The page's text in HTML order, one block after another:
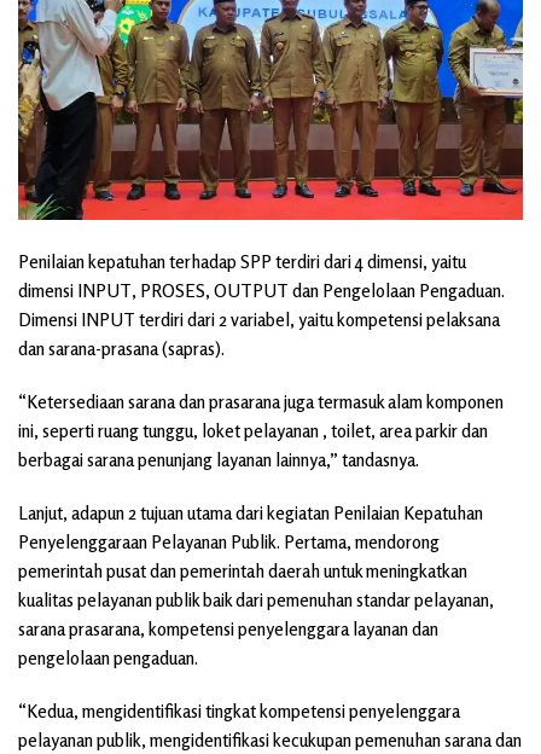
Penilaian kepatuhan terhadap SPP terdiri dari 4 dimensi, yaitu
dimensi INPUT, PROSES, OUTPUT dan Pengelolaan Pengaduan.
Dimensi INPUT terdiri dari 2 variabel, yaitu kompetensi pelaksana
dan sarana-prasana (sapras).
“Ketersediaan sarana dan prasarana juga termasuk alam komponen
ini, seperti ruang tunggu, loket pelayanan , toilet, area parkir dan
berbagai sarana penunjang layanan lainnya,” tandasnya.
Lanjut, adapun 2 tujuan utama dari kegiatan Penilaian Kepatuhan
Penyelenggaraan Pelayanan Publik. Pertama, mendorong
pemerintah pusat dan pemerintah daerah untuk meningkatkan
kualitas pelayanan publik baik dari pemenuhan standar pelayanan,
sarana prasarana, kompetensi penyelenggara layanan dan
pengelolaan pengaduan.
“Kedua, mengidentifikasi tingkat kompetensi penyelenggara
pelayanan publik, mengidentifikasi kecukupan pemenuhan sarana dan